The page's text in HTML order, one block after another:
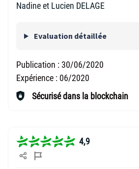
Nadine et Lucien DELAGE
Evaluation détaillée
Publication : 30/06/2020
Expérience : 06/2020
Sécurisé dans la blockchain
4,9